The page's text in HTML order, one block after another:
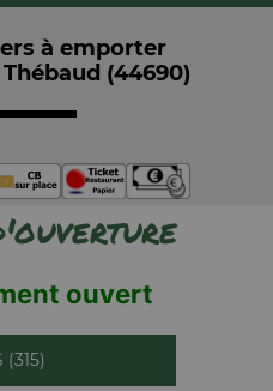
à emporter
(44690)
ouvert
(315)